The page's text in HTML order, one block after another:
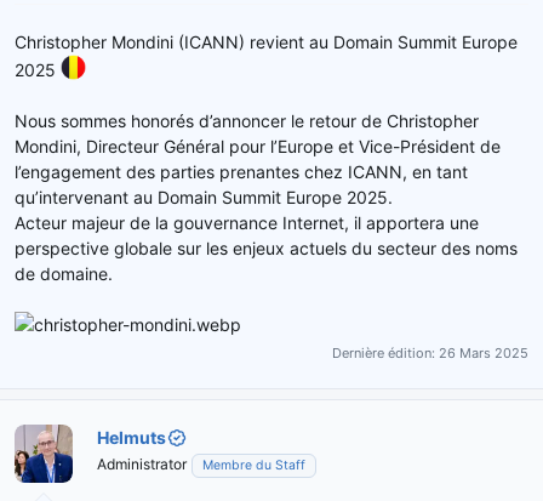
Christopher Mondini (ICANN) revient au Domain Summit Europe
2025
Nous sommes honorés d’annoncer le retour de Christopher
Mondini, Directeur Général pour l’Europe et Vice-Président de
l’engagement des parties prenantes chez ICANN, en tant
qu’intervenant au Domain Summit Europe 2025.
Acteur majeur de la gouvernance Internet, il apportera une
perspective globale sur les enjeux actuels du secteur des noms
de domaine.
Dernière édition: 26 Mars 2025
Helmuts
Administrator Membre du Staff